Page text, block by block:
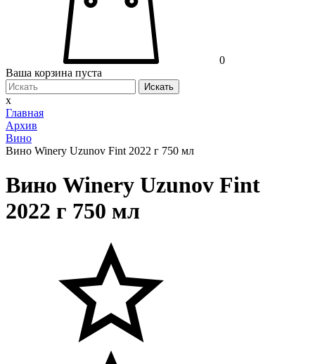
0
Ваша корзина пуста
Искать
x
Главная
Архив
Вино
Вино Winery Uzunov Fint 2022 г 750 мл
Вино Winery Uzunov Fint
2022 г 750 мл